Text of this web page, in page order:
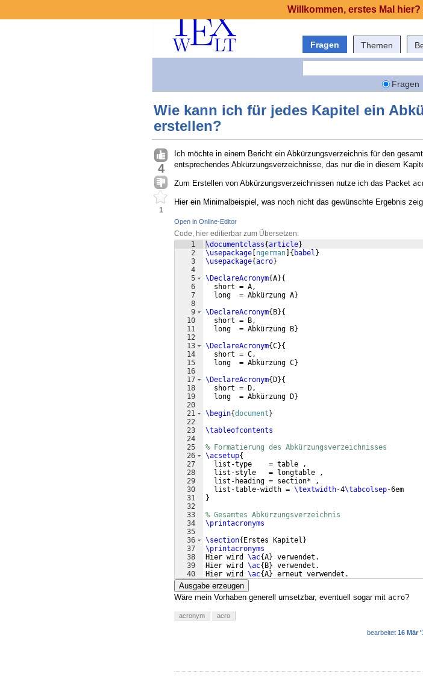
Fragen Themen
Fragen
Wie kann ich für jedes Kapitel ein
erstellen?
4
1
Ich möchte in einem Bericht ein Abkürzungsverzeichnis für den
entsprechendes Abkürzungsverzeichnisse, das nur die in diesem
Zum Erstellen von Abkürzungsverzeichnissen nutze ich das Packet
Hier ein Minimalbeispiel, was noch nicht das gewünschte Ergebnis
Open in Online-Editor
Code, hier editierbar zum Übersetzen:
1
2
3
4
5
6
7
8
9
10
11
12
13
14
15
16
17
18
19
20
21
22
23
24
25
26
27
28
29
30
31
32
33
34
35
36
37
38
39
40
41
\documentclass{article}
\usepackage ngerman { babel }
\usepackage{acro}
\DeclareAcronym{A}{
  short = A,
  long  = Abkürzung A
}
\DeclareAcronym{ B}{
  short = B,
  long  = Abkürzung B
}
\DeclareAcronym{C}{
  short = C,
  long  = Abkürzung C
}
\DeclareAcronym{ D}{
  short = D,
  long  = Abkürzung D
}
\begin{document }
\tableofcontents
% Formatierung des Abkürzungsverzeichnisses
\acsetup{
  list-type    = table ,
  list-style   = longtable ,
  list-heading = section* ,
  list-table-width =
\textwidth-4\tabcolsep-6em
}
% Gesamtes Abkürzungsverzeichnis
\printacronyms
\section{ Erstes Kapitel }
\printacronyms
Hier wird \ac{A} verwendet.
Hier wird \ac{ B} verwendet.
Hier wird \ac{A} erneut verwendet.
Hier wird \ac
Ausgabe erzeugen
Wäre mein Vorhaben generell umsetzbar, eventuell sogar mit acro?
acronym acro
bearbeitet 16 Mär
Willkommen, erstes Mal